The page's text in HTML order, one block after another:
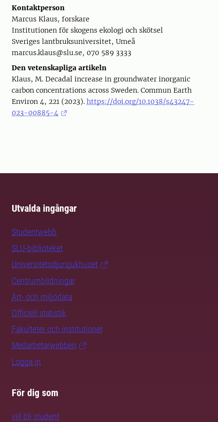
Kontaktperson
Marcus Klaus, forskare
Institutionen för skogens ekologi och skötsel
Sveriges lantbruksuniversitet, Umeå
marcus.klaus@slu.se, 070 589 3333
Den vetenskapliga artikeln
Klaus, M. Decadal increase in groundwater inorganic
carbon concentrations across Sweden. Commun Earth
Environ 4, 221 (2023). https://doi.org/10.1038/s43247-
023-00885-4
Utvalda ingångar
Studentwebb
SLU-biblioteket
Universitetsdjursjukhuset
Centrumbildningar
Art- och miljödata
Officiell statistik
Fakulteter och institutioner
Medarbetarwebben
Logga in
För dig som
vill bli student